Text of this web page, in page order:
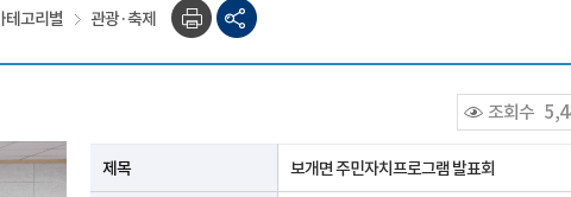
테고리별 관광·축제
조회수
제목 보개면 주민자치프로그램 발표회